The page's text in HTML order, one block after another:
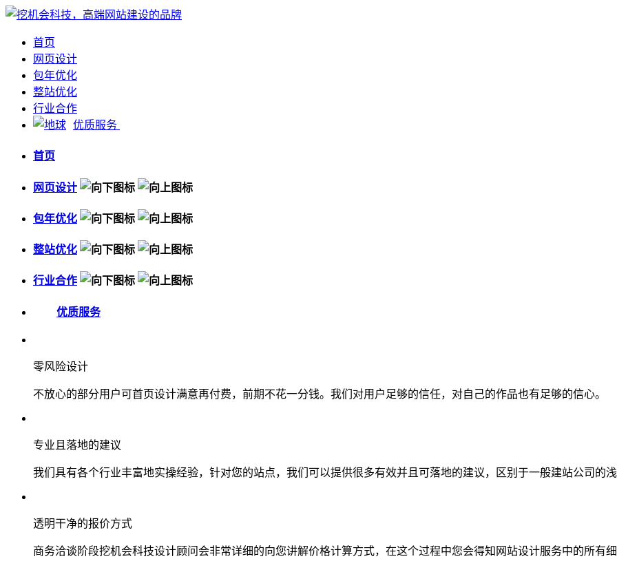
首页
网页设计
包年优化
整站优化
行业合作
优质服务
首页
网页设计
包年优化
整站优化
行业合作
优质服务
零风险设计
不放心的部分用户可首页设计满意再付费，前期不花一分钱。我们对用户足够的信任，对自己的作品也有足够的信心。
专业且落地的建议
我们具有各个行业丰富地实操经验，针对您的站点，我们可以提供很多有效并且可落地的建议，区别于一般建站公司的
透明干净的报价方式
商务洽谈阶段挖机会科技设计顾问会非常详细的向您讲解价格计算方式，在这个过程中您会得知网站设计服务中的所有